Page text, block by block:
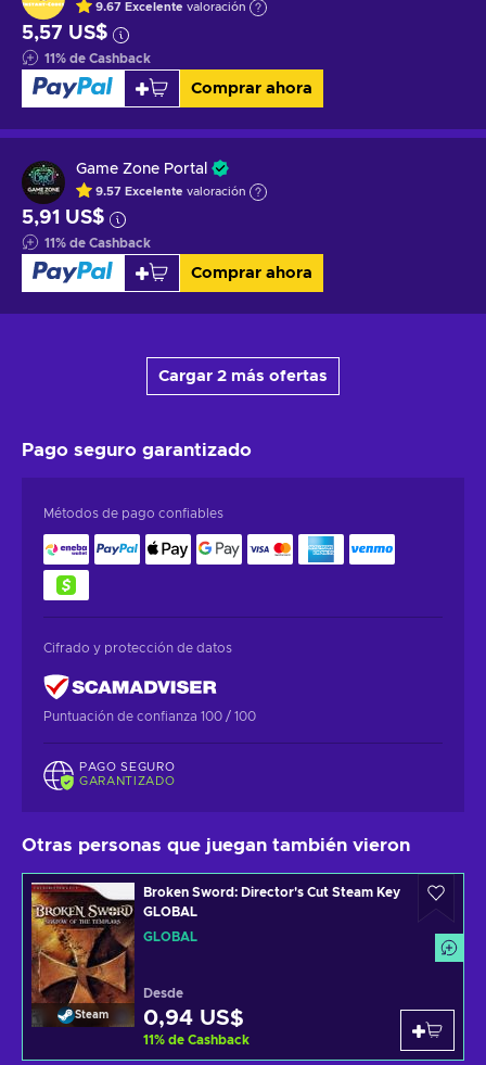
9.67 Excelente valoración
5,57 US$
11% de Cashback
Comprar ahora
Game Zone Portal
9.57 Excelente valoración
5,91 US$
11% de Cashback
Comprar ahora
Cargar 2 más ofertas
Pago seguro garantizado
Métodos de pago confiables
Cifrado y protección de datos
Puntuación de confianza 100 / 100
PAGO SEGURO
GARANTIZADO
Otras personas que juegan también vieron
Steam
Broken Sword: Director's Cut Steam Key
GLOBAL
GLOBAL
Desde
0,94 US$
11% de Cashback